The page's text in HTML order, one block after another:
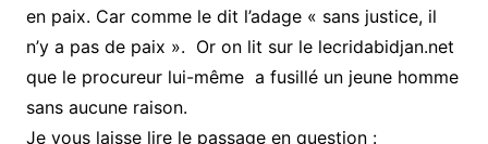
en paix. Car comme le dit l’adage « sans justice, il
n’y a pas de paix ». Or on lit sur le lecridabidjan.net
que le procureur lui-même a fusillé un jeune homme
sans aucune raison.
Je vous laisse lire le passage en question :